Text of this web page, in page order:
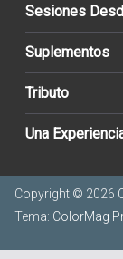
Sesiones
Suplementos
Tributo
Una
Copyright © 2026
Tema: ColorMag